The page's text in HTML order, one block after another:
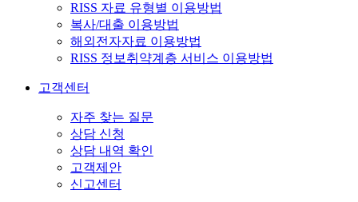
RISS 자료 유형별 이용방법
복사/대출 이용방법
해외전자자료 이용방법
RISS 정보취약계층 서비스 이용방법
고객센터
자주 찾는 질문
상담 신청
상담 내역 확인
고객제안
신고센터